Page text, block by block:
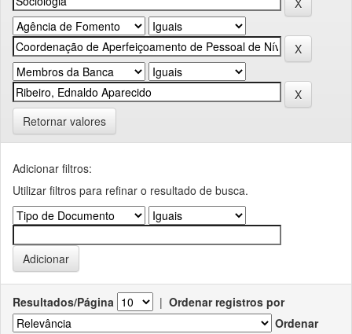
Retornar valores
Adicionar filtros:
Utilizar filtros para refinar o resultado de busca.
Resultados/Página | Ordenar registros por
Ordenar